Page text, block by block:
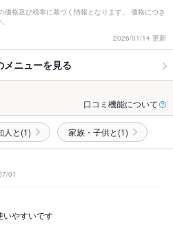
格及び税率に基づく情報となります。 価格につき
2026/01/14 更新
メニューを見る
口コミ機能について
人と(1) 家族・子供と(1)
01
いやすいです